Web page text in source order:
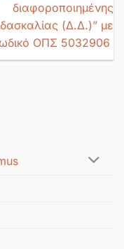
διαφοροποιημένης
(Δ.Δ.)” με
ΟΠΣ 5032906